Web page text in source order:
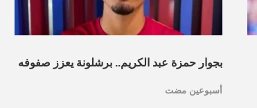
بجوار حمزة عبد الكريم.. برشلونة يعزز صفوفه
أسبوعين مضت